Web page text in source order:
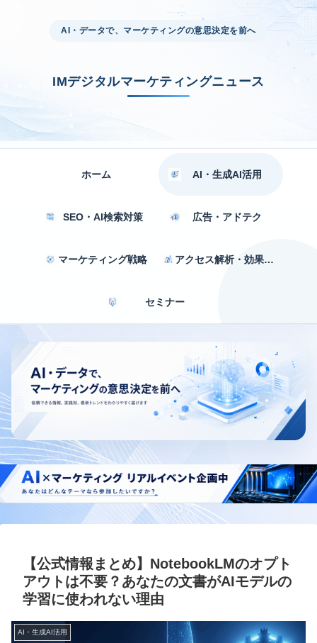
AI・データで、マーケティングの意思決定を前へ
IMデジタルマーケティングニュース
ホーム AI・生成AI活用
SEO・AI検索対策 広告・アドテク
マーケティング戦略 アクセス解析・効果測定
セミナー
【公式情報まとめ】NotebookLMのオプト
アウトは不要？あなたの文書がAIモデルの
学習に使われない理由
AI・生成AI活用